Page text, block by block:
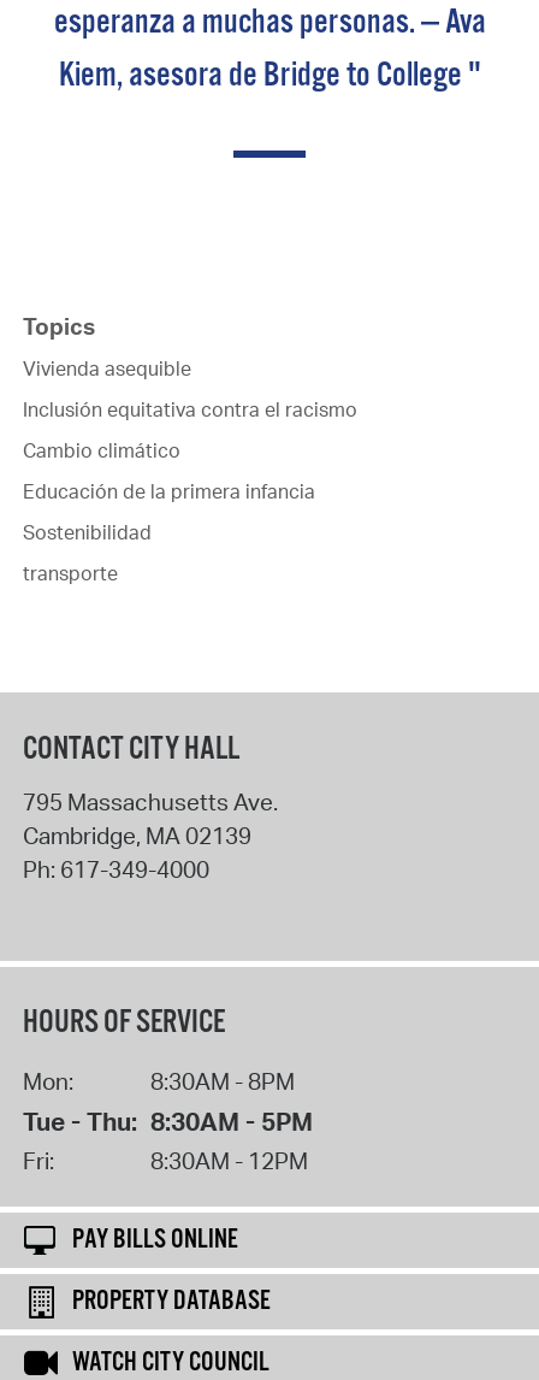
esperanza a muchas personas. — Ava
Kiem, asesora de Bridge to College "
Topics
Vivienda asequible
Inclusión equitativa contra el racismo
Cambio climático
Educación de la primera infancia
Sostenibilidad
transporte
CONTACT CITY HALL
795 Massachusetts Ave.
Cambridge, MA02139
Ph: 617-349-4000
HOURS OF SERVICE
Mon: 8:30AM - 8PM
Tue - Thu: 8:30AM - 5PM
Fri: 8:30AM - 12PM
PAY BILLS ONLINE
PROPERTY DATABASE
WATCH CITY COUNCIL